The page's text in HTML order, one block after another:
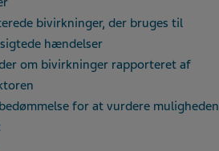
bivirkninger, der bruges til
hændelser
om bivirkninger rapporteret af
for at vurdere muligheden